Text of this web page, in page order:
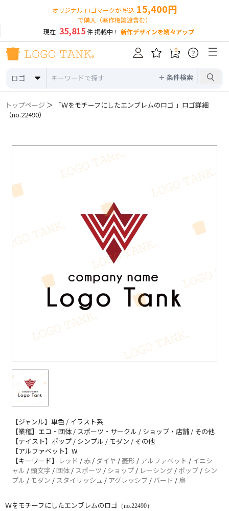
オリジナル ロゴマークが 税込 15,400円
で購入（著作権譲渡含む）
現在 35,815件 掲載中！ 新作デザインを続々アップ
ロゴ ＋ 条件検索
0 ?
トップページ ＞ 「Ｗをモチーフにしたエンブレムのロゴ 」ロゴ詳細
（no.22490）
【ジャンル】単色 / イラスト系
【業種】エコ・団体 / スポーツ・サークル / ショップ・店舗 / その他
【テイスト】ポップ / シンプル / モダン / その他
【アルファベット】W
【キーワード】 レッド / 赤 / ダイヤ / 菱形 / アルファベット / イニシ
ャル / 頭文字 /団体 / スポーツ / ショップ / レーシング / ポップ / シン
プル / モダン / スタイリッシュ / アグレッシブ / バード / 鳥
Ｗをモチーフにしたエンブレムのロゴ （no.22490）